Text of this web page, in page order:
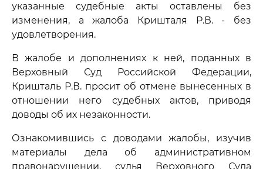
указанные судебные акты оставлены без
изменения, а жалоба Кришталя Р.В. - без
удовлетворения.
В жалобе и дополнениях к ней, поданных в
Верховный Суд Российской Федерации,
Кришталь Р.В. просит об отмене вынесенных в
отношении него судебных актов, приводя
доводы об их незаконности.
Ознакомившись с доводами жалобы, изучив
материалы дела об административном
правонарушении, судья Верховного Суда